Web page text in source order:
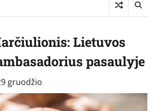
Lietuvos
pasaulyje
gruodžio